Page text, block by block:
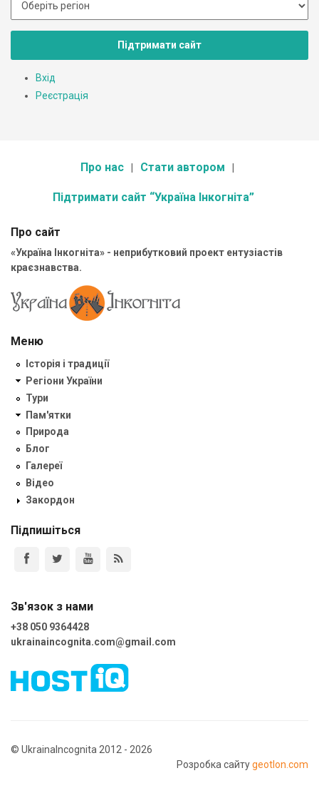
Підтримати сайт
Вхід
Реєстрація
Про нас Стати автором
Підтримати сайт “Україна Інкогніта”
Про сайт
«Україна Інкогніта» - неприбутковий проект ентузіастів
краєзнавства.
Меню
Історія і традиції
Регіони України
Тури
Пам'ятки
Природа
Блог
Галереї
Відео
Закордон
Підпишіться
Зв'язок з нами
+38 050 9364428
ukrainaincognita.com@gmail.com
© UkrainaIncognita 2012 - 2026
Розробка сайтуgeotlon.com